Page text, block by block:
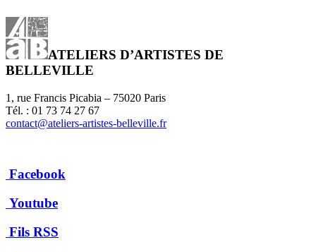
ATELIERS D’ARTISTES DE
BELLEVILLE
1, rue Francis Picabia – 75020 Paris
Tél. : 01 73 74 27 67
contact@ateliers-artistes-belleville.fr
Facebook
Youtube
Fils RSS